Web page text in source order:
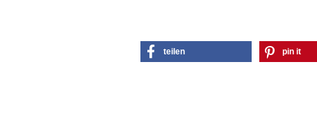
teilen pin it